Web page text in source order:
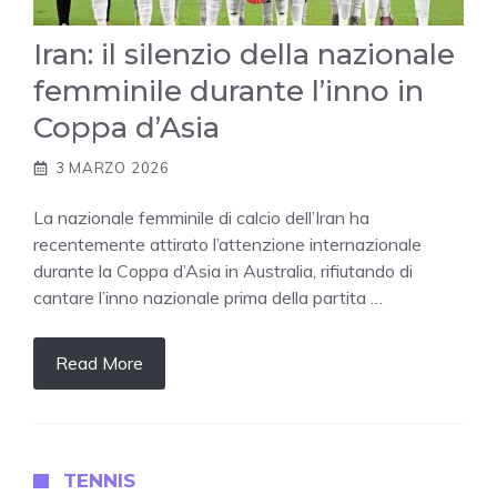
Iran: il silenzio della nazionale
femminile durante l’inno in
Coppa d’Asia
3 MARZO 2026
La nazionale femminile di calcio dell’Iran ha
recentemente attirato l’attenzione internazionale
durante la Coppa d’Asia in Australia, rifiutando di
cantare l’inno nazionale prima della partita …
Read More
TENNIS